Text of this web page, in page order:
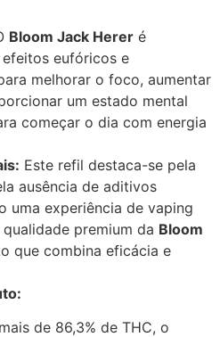
Bloom Jack Herer é
eufóricos e
melhorar o foco, aumentar
um estado mental
começar o dia com energia
Este refil destaca-se pela
ausência de aditivos
uma experiência de vaping
premium da Bloom
que combina eficácia e
de 86,3% de THC, o